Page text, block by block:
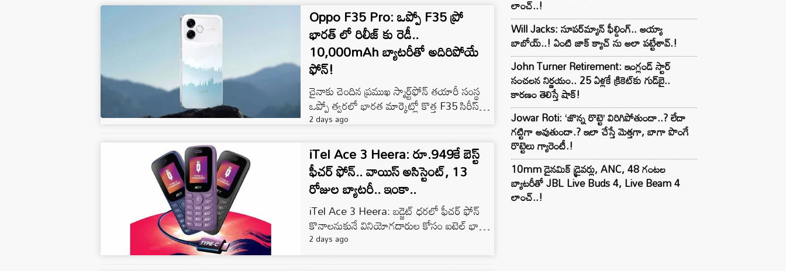
ల్యాప్‌టాప్.. Kirin XE90
ప్రాసెసర్
Oppo F35 Pro: ఒప్పో F35 ప్రో
భారత్ లో రిలీజ్ కు రెడీ..
10,000mAh బ్యాటరీతో అదిరిపోయే
ఫోన్!
చైనాకు చెందిన ప్రముఖ స్మార్ట్‌ఫోన్ తయారీ సంస్థ
ఒప్పో త్వరలో భారత మార్కెట్లో కొత్త F35 సిరీస్‌ను
తీసుకురావడానిక�
2 days ago
iTel Ace 3 Heera: రూ.949కే బెస్ట్
ఫీచర్ ఫోన్.. వాయిస్ అసిస్టెంట్, 13
రోజుల బ్యాటరీ.. ఇంకా..
iTel Ace 3 Heera: బడ్జెట్ ధరలో ఫీచర్ ఫోన్
కొనాలనుకునే వినియోగదారుల కోసం ఐటెల్ భారత
మార్కెట్లో Ace 3 Heera పేరుతో కొత్త కీప్యాడ్ �
2 days ago
లాంచ్..!
Will Jacks: సూపర్‌మ్యాన్ ఫీల్డింగ్.. అయ్యా
బాబోయ్..! ఏంటి జాక్ క్యాచ్ ను అలా పట్టేశావ్.!
John Turner Retirement: ఇంగ్లండ్ స్టార్
సంచలన నిర్ణయం.. 25 ఏళ్లకే క్రికెట్‌కు గుడ్‌బై..
కారణం తెలిస్తే షాక్!
Jowar Roti: ‘జొన్న రొట్టె’ విరిగిపోతుందా..? లేదా
గట్టిగా అవుతుందా.? ఇలా చేస్తే మెత్తగా, బాగా పొంగే
రొట్టెలు గ్యారెంటీ.!
10mm డైనమిక్ డ్రైవర్లు, ANC, 48 గంటల
బ్యాటరీతో JBL Live Buds 4, Live Beam 4
లాంచ్..!